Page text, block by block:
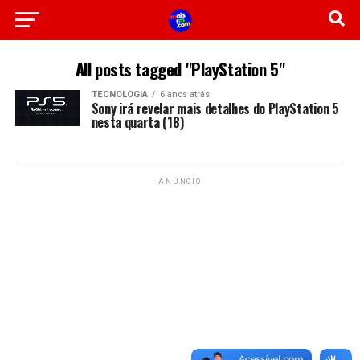
All posts tagged "PlayStation 5"
TECNOLOGIA 6 anos atrás
Sony irá revelar mais detalhes do PlayStation 5
nesta quarta (18)
ANÚNCIO